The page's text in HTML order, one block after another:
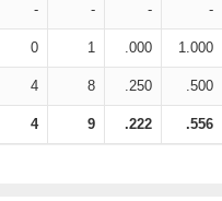
- - - -
0 1 .000 1.000
4 8 .250 .500
4 9 .222 .556